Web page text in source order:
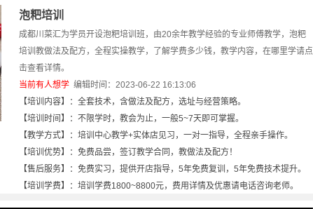
泡粑培训
成都川菜汇为学员开设泡粑培训班，由20余年教学经验的专业师傅教学，泡粑
培训教做法及配方，全程实操教学，了解学费多少钱，教学内容，在哪里学请点
击查看详情。
当前有人想学 编辑时间：2023-06-22 16:13:06
【培训内容】：全套技术，含做法及配方，选址与经营策略。
【培训时间】：不限学时，教会为止，一般5~7天即可掌握。
【教学方式】：培训中心教学+实体店见习，一对一指导，全程亲手操作。
【培训优势】：免费品尝，签订教学合同，教做法及配方！
【售后服务】：免费实习，提供开店指导，5年免费复训，5年免费技术提升。
【培训学费】：培训学费1800~8800元，费用详情及优惠请电话咨询老师。